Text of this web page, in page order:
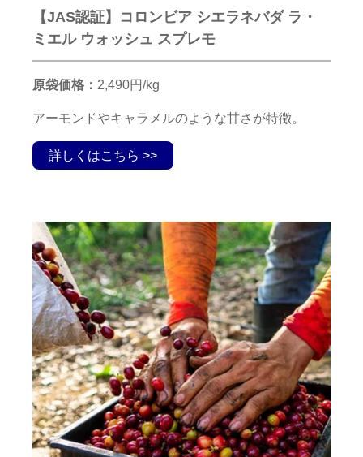
【JAS認証】コロンビア シエラネバダ ラ・
ミエル ウォッシュ スプレモ
原袋価格： 2,490円/kg
アーモンドやキャラメルのような甘さが特徴。
詳しくはこちら >>